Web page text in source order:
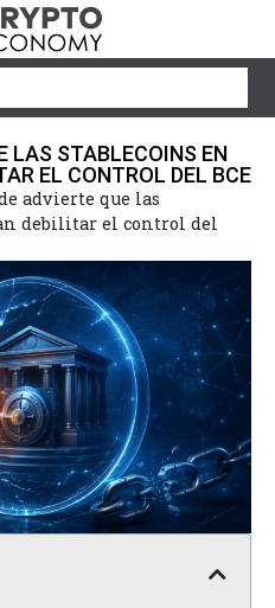
LAS STABLECOINS EN
EL CONTROL DEL BCE
advierte que las
debilitar el control del